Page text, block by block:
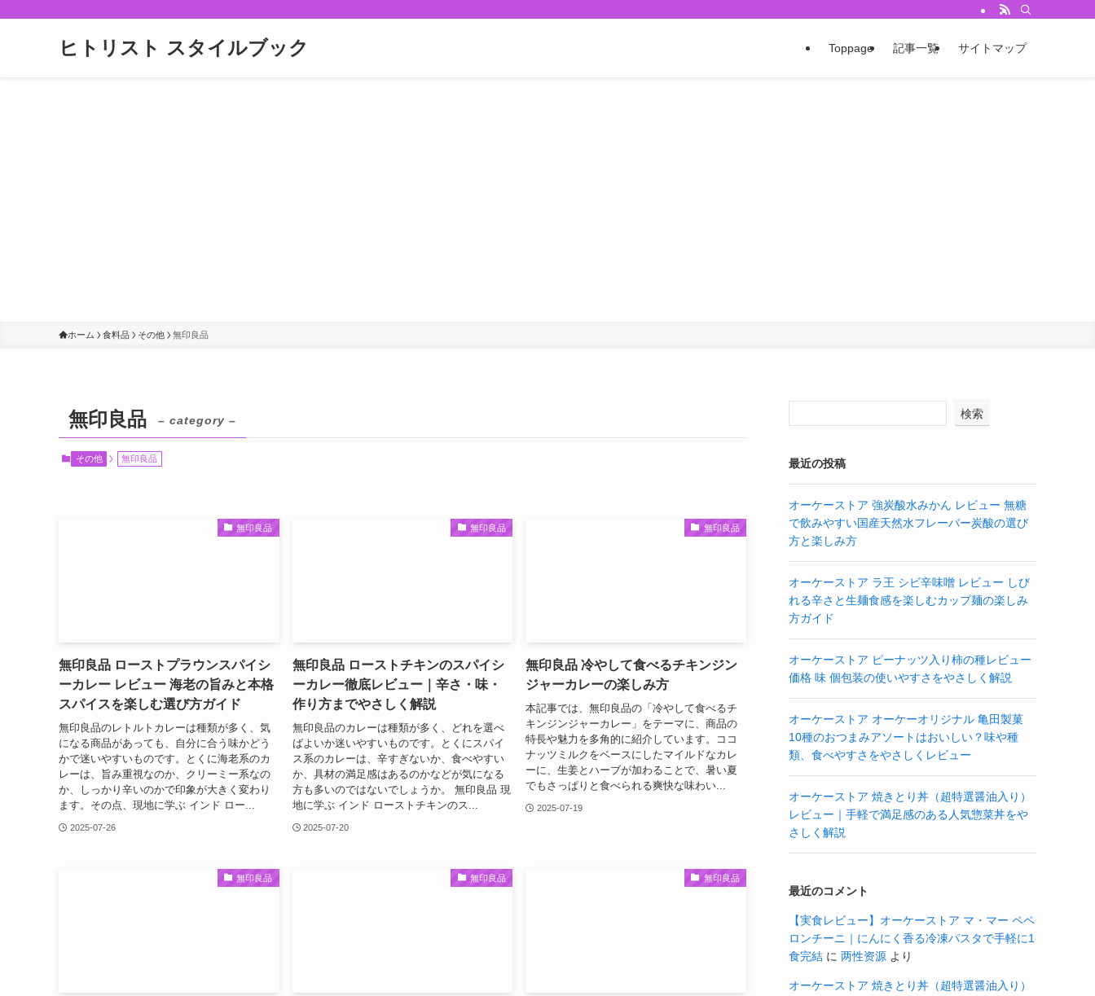
ヒトリスト スタイルブック Toppage 記事一覧 サイトマップ
ホーム 食料品 その他 無印良品
無印良品 – category –
その他 無印良品
無印良品
無印良品 ローストプラウンスパイシ
ーカレー レビュー 海老の旨みと本格
スパイスを楽しむ選び方ガイド
無印良品のレトルトカレーは種類が多く、気
になる商品があっても、自分に合う味かどう
かで迷いやすいものです。とくに海老系のカ
レーは、旨み重視なのか、クリーミー系なの
か、しっかり辛いのかで印象が大きく変わり
ます。その点、現地に学ぶ インド ロー...
2025-07-26
無印良品
無印良品 ローストチキンのスパイシ
ーカレー徹底レビュー｜辛さ・味・
作り方までやさしく解説
無印良品のカレーは種類が多く、どれを選べ
ばよいか迷いやすいものです。とくにスパイ
ス系のカレーは、辛すぎないか、食べやすい
か、具材の満足感はあるのかなどが気になる
方も多いのではないでしょうか。 無印良品 現
地に学ぶ インド ローストチキンのス...
2025-07-20
無印良品
無印良品 冷やして食べるチキンジン
ジャーカレーの楽しみ方
本記事では、無印良品の「冷やして食べるチ
キンジンジャーカレー」をテーマに、商品の
特長や魅力を多角的に紹介しています。ココ
ナッツミルクをベースにしたマイルドなカレ
ーに、生姜とハーブが加わることで、暑い夏
でもさっぱりと食べられる爽快な味わい...
2025-07-19
無印良品 無印良品 無印良品
検索
最近の投稿
オーケーストア 強炭酸水みかん レビュー 無糖
で飲みやすい国産天然水フレーバー炭酸の選び
方と楽しみ方
オーケーストア ラ王 シビ辛味噌 レビュー しび
れる辛さと生麺食感を楽しむカップ麺の楽しみ
方ガイド
オーケーストア ピーナッツ入り柿の種レビュー
価格 味 個包装の使いやすさをやさしく解説
オーケーストア オーケーオリジナル 亀田製菓
10種のおつまみアソートはおいしい？味や種
類、食べやすさをやさしくレビュー
オーケーストア 焼きとり丼（超特選醤油入り）
レビュー｜手軽で満足感のある人気惣菜丼をや
さしく解説
最近のコメント
【実食レビュー】オーケーストア マ・マー ペペ
ロンチーニ｜にんにく香る冷凍パスタで手軽に1
食完結 に 两性资源 より
オーケーストア 焼きとり丼（超特選醤油入り）